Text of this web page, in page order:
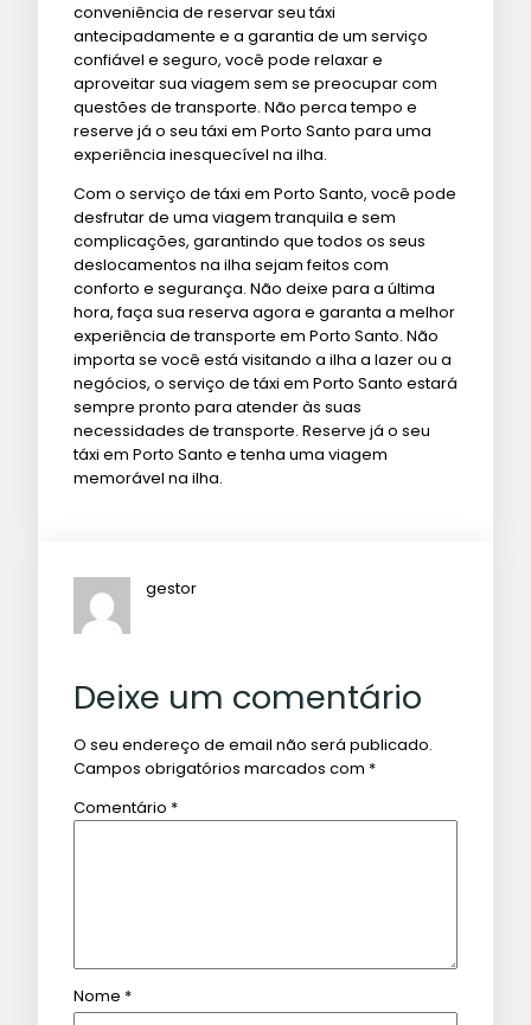
conveniência de reservar seu táxi
antecipadamente e a garantia de um serviço
confiável e seguro, você pode relaxar e
aproveitar sua viagem sem se preocupar com
questões de transporte. Não perca tempo e
reserve já o seu táxi em Porto Santo para uma
experiência inesquecível na ilha.
Com o serviço de táxi em Porto Santo, você pode
desfrutar de uma viagem tranquila e sem
complicações, garantindo que todos os seus
deslocamentos na ilha sejam feitos com
conforto e segurança. Não deixe para a última
hora, faça sua reserva agora e garanta a melhor
experiência de transporte em Porto Santo. Não
importa se você está visitando a ilha a lazer ou a
negócios, o serviço de táxi em Porto Santo estará
sempre pronto para atender às suas
necessidades de transporte. Reserve já o seu
táxi em Porto Santo e tenha uma viagem
memorável na ilha.
gestor
Deixe um comentário
O seu endereço de email não será publicado.
Campos obrigatórios marcados com *
Comentário *
Nome *